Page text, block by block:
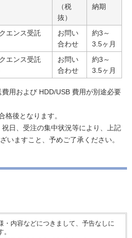
（税
抜）
納期
エンス受託
お問い
合わせ
約3～
3.5ヶ月
エンス受託
お問い
合わせ
約3～
3.5ヶ月
用および HDD/USB 費用が別途必要
格後となります。
日、受注の集中状況等により、上記
いますこと、予めご了承ください。
内容などにつきまして、予告なしに